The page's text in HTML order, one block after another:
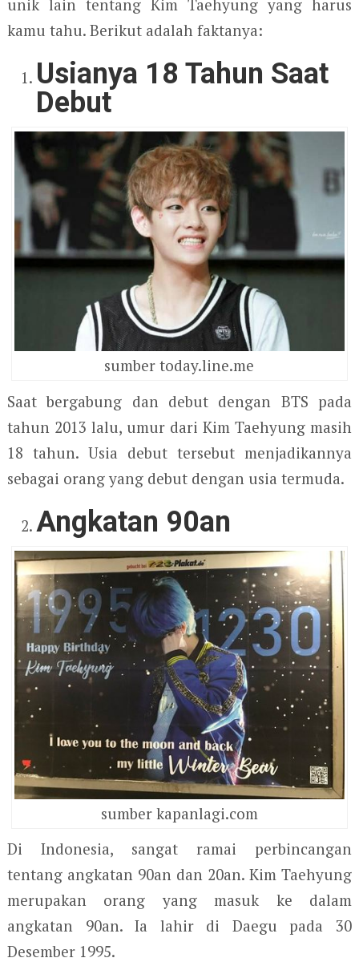
unik lain tentang Kim Taehyung yang harus
kamu tahu. Berikut adalah faktanya:
Usianya 18 Tahun Saat
Debut
sumber today.line.me
Saat bergabung dan debut dengan BTS pada
tahun 2013 lalu, umur dari Kim Taehyung masih
18 tahun. Usia debut tersebut menjadikannya
sebagai orang yang debut dengan usia termuda.
Angkatan 90an
sumber kapanlagi.com
Di Indonesia, sangat ramai perbincangan
tentang angkatan 90an dan 20an. Kim Taehyung
merupakan orang yang masuk ke dalam
angkatan 90an. Ia lahir di Daegu pada 30
Desember 1995.